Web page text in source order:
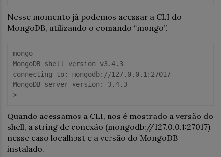
Nesse momento já podemos acessar a CLI do
MongoDB, utilizando o comando “mongo”.
mongo
MongoDB shell version v3.4.3
connecting to: mongodb://127.0.0.1:27017
MongoDB server version: 3.4.3
>
Quando acessamos a CLI, nos é mostrado a versão do
shell, a string de conexão (mongodb://127.0.0.1:27017)
nesse caso localhost e a versão do MongoDB
instalado.